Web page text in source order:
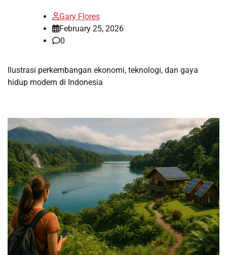
Gary Flores
February 25, 2026
0
Ilustrasi perkembangan ekonomi, teknologi, dan gaya
hidup modern di Indonesia